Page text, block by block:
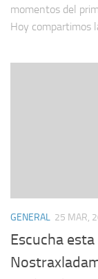
momentos del
Hoy compartimos
GENERAL 25 MAR,
Escucha